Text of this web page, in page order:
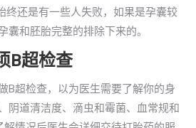
终还是有一些人失败，如果是孕囊较
囊和胚胎完整的排除下来的。
B超检查
B超检查，以为医生需要了解你的身
阴道清洁度、滴虫和霉菌、血常规和